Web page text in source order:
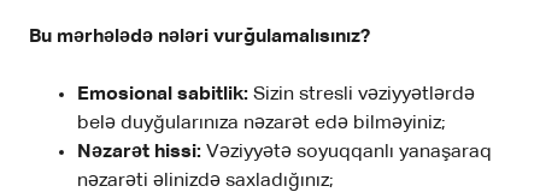
Bu mərhələdə nələri vurğulamalısınız?
Emosional sabitlik: Sizin stresli vəziyyətlərdə
belə duyğularınıza nəzarət edə bilməyiniz;
Nəzarət hissi: Vəziyyətə soyuqqanlı yanaşaraq
nəzarəti əlinizdə saxladığınız;